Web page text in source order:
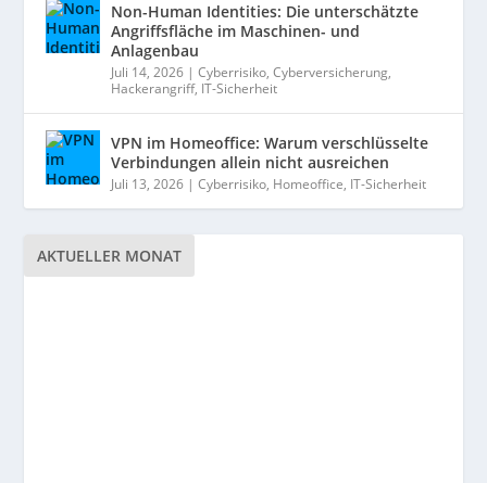
Non-Human Identities: Die unterschätzte
Angriffsfläche im Maschinen- und
Anlagenbau
Juli 14, 2026 |Cyberrisiko,Cyberversicherung,
Hackerangriff, IT-Sicherheit
VPN im Homeoffice: Warum verschlüsselte
Verbindungen allein nicht ausreichen
Juli 13, 2026 |Cyberrisiko, Homeoffice, IT-Sicherheit
AKTUELLER MONAT